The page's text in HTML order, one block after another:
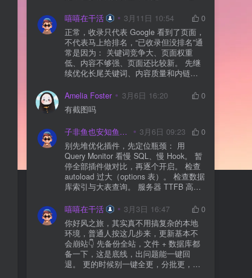
质还是一个长期获客渠道，但不能再当
成唯一渠道了。
嘻嘻在干活 3月11日 10:54
0
正常，收录只代表 Google 看到了页面，
不代表马上给排名，“已收录但没排名”通
常是因为： 关键词竞争大、页面权重
低、内容不够强、页面还比较新。 先继
续优化长尾关键词、内容质量和内链，
Amelia Foster
3月6日 16:20
0
有截图吗
子非鱼也安知鱼之乐 3月6日 09:23
0
别先堆优化插件，先定位瓶颈： 用
Query Monitor 看慢 SQL、慢 Hook。 暂
停全部插件做对比，再逐个开启。 检查
autoload 过大（options 表）。 检查数据
库索引与大表查询。 服务器 TTFB 高就
嘻嘻在干活
3月3日 16:47
0
你好风之旅，其实真不用搞复杂的本地
环境，普通人按这几步来，更新基本不
会崩站👇 先备份全站，文件 + 数据库都
备一下，这是底线，出问题能一键回
退。 更的时候别一键全更，分批更，先